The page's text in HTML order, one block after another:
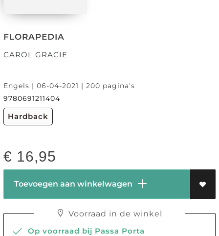
FLORAPEDIA
CAROL GRACIE
Engels | 06-04-2021 | 200 pagina's
9780691211404
Hardback
€ 16,95
Toevoegen aan winkelwagen
Voorraad in de winkel
Op voorraad bij Passa Porta